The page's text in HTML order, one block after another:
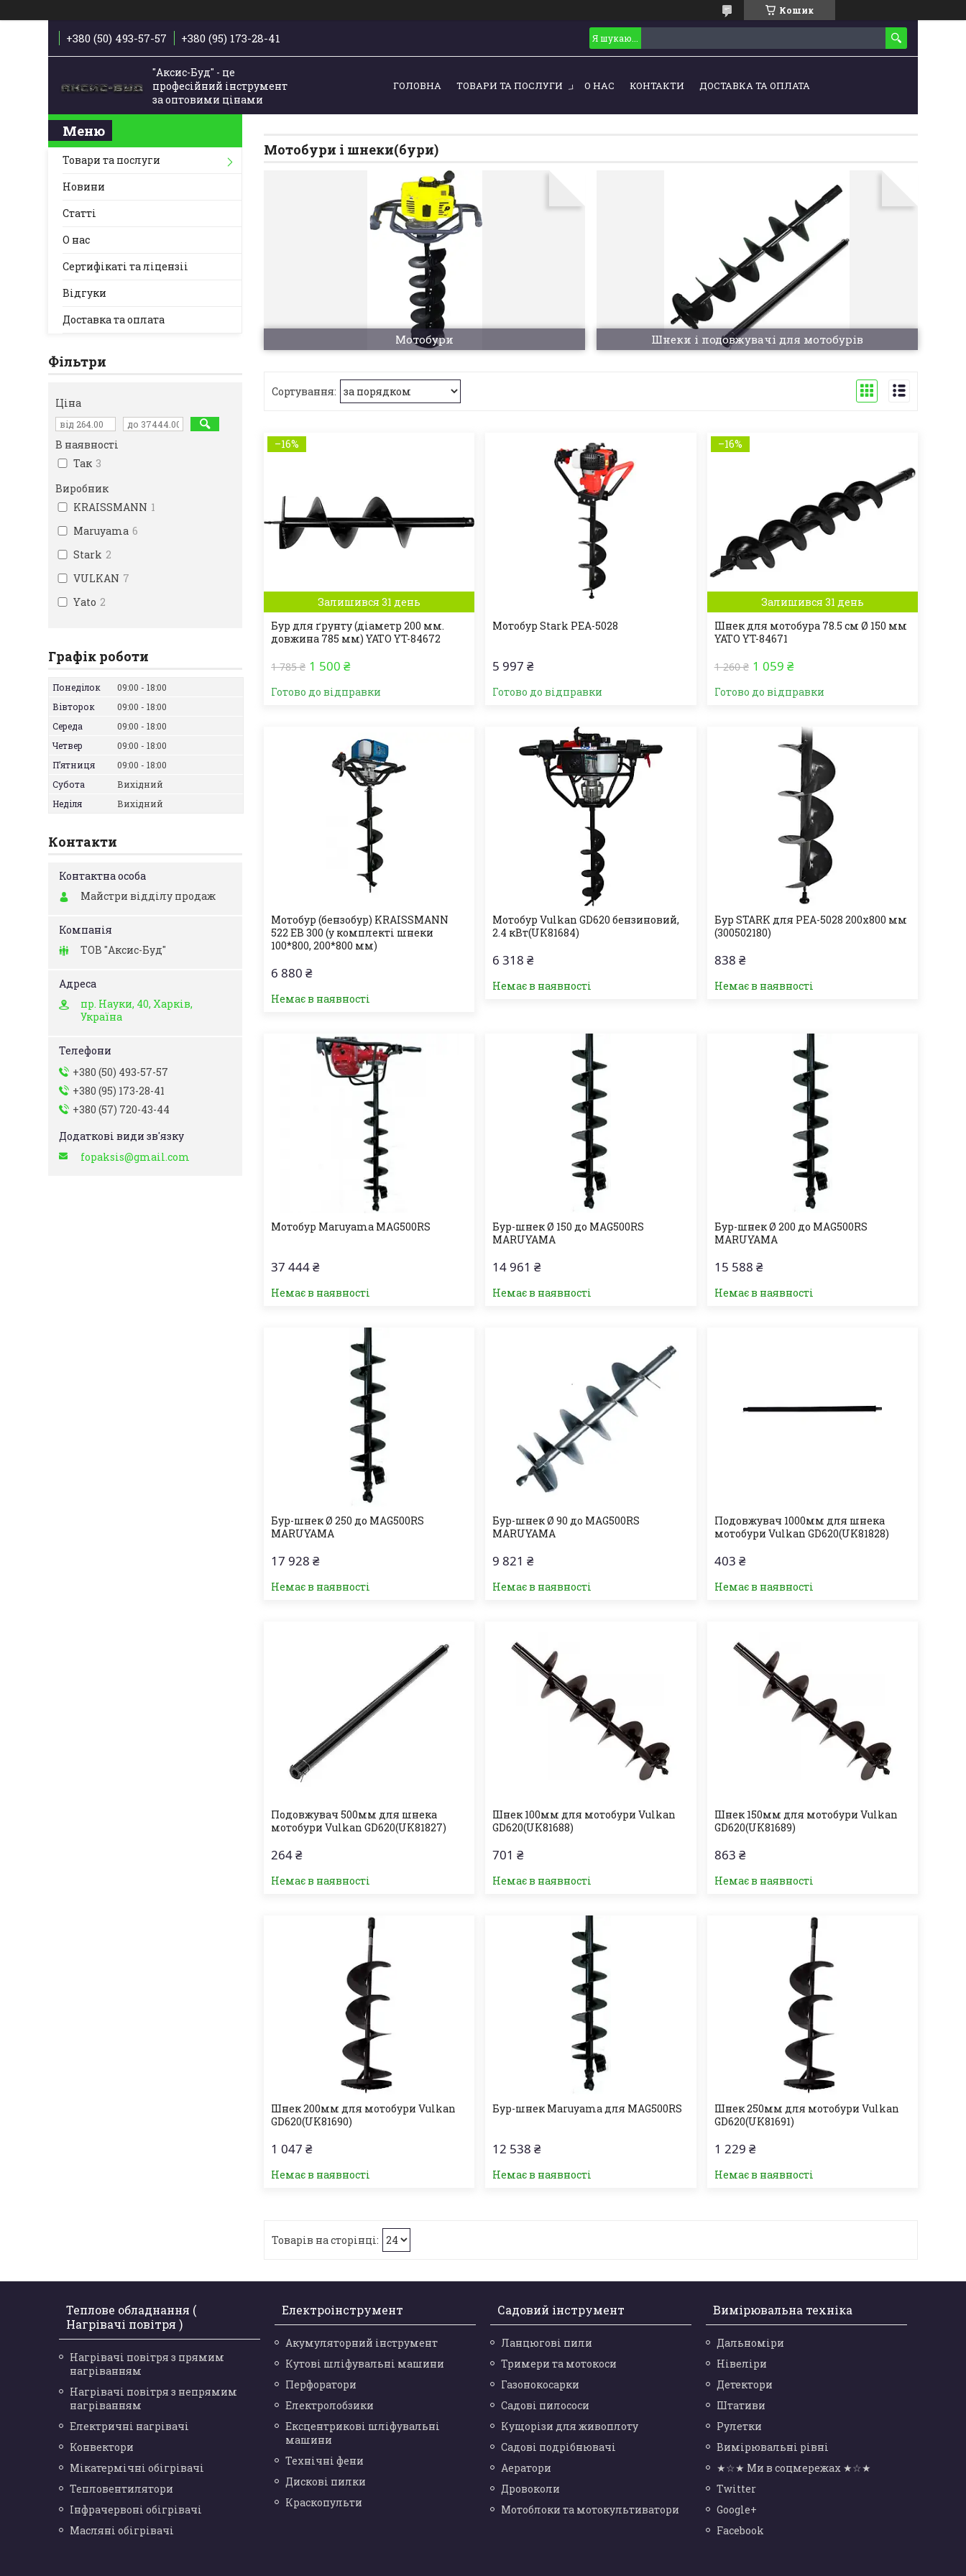
Кошик
+380 (50) 493-57-57 +380 (95) 173-28-41
"Аксис-Буд" - це
професійний інструмент
за оптовими цінами
ГОЛОВНА ТОВАРИ ТА ПОСЛУГИ О НАС КОНТАКТИ ДОСТАВКА ТА ОПЛАТА
Мотобури і шнеки(бури)
Мотобури Шнеки і подовжувачі для мотобурів
–16%
Залишився 31 день
Бур для ґрунту (діаметр 200 мм.
довжина 785 мм) YATO YT-84672
1 785 ₴ 1 500 ₴
Готово до відправки
Мотобур Stark PEA-5028
5 997 ₴
Готово до відправки
–16%
Залишився 31 день
Шнек для мотобура 78.5 см Ø 150 мм
YATO YT-84671
1 260 ₴ 1 059 ₴
Готово до відправки
Мотобур (бензобур) KRAISSMANN
522 EB 300 (у комплекті шнеки
100*800, 200*800 мм)
6 880 ₴
Немає в наявності
Мотобур Vulkan GD620 бензиновий,
2.4 кВт(UK81684)
6 318 ₴
Немає в наявності
Бур STARK для PEA-5028 200х800 мм
(300502180)
838 ₴
Немає в наявності
Мотобур Maruyama MAG500RS
37 444 ₴
Немає в наявності
Бур-шнек Ø 150 до MAG500RS
MARUYAMA
14 961 ₴
Немає в наявності
Бур-шнек Ø 200 до MAG500RS
MARUYAMA
15 588 ₴
Немає в наявності
Бур-шнек Ø 250 до MAG500RS
MARUYAMA
17 928 ₴
Немає в наявності
Бур-шнек Ø 90 до MAG500RS
MARUYAMA
9 821 ₴
Немає в наявності
Подовжувач 1000мм для шнека
мотобури Vulkan GD620(UK81828)
403 ₴
Немає в наявності
Подовжувач 500мм для шнека
мотобури Vulkan GD620(UK81827)
264 ₴
Немає в наявності
Шнек 100мм для мотобури Vulkan
GD620(UK81688)
701 ₴
Немає в наявності
Шнек 150мм для мотобури Vulkan
GD620(UK81689)
863 ₴
Немає в наявності
Шнек 200мм для мотобури Vulkan
GD620(UK81690)
1 047 ₴
Немає в наявності
Бур-шнек Maruyama для MAG500RS
12 538 ₴
Немає в наявності
Шнек 250мм для мотобури Vulkan
GD620(UK81691)
1 229 ₴
Немає в наявності
Товари та послуги
Новини
Статті
О нас
Сертифікаті та ліцензіі
Відгуки
Доставка та оплата
Фільтри
Ціна
В наявності
Так 3
Виробник
KRAISSMANN 1
Maruyama 6
Stark 2
VULKAN 7
Yato 2
Графік роботи
Понеділок 09:00
18:00
Вівторок
09:00
18:00
Середа
09:00
18:00
Четвер
09:00
18:00
Пʼятниця
09:00
18:00
Субота
Вихідний
Неділя
Вихідний
Контакти
Майстри відділу продаж
ТОВ "Аксис-Буд"
пр. Науки, 40, Харків,
Україна
+380 (50) 493-57-57
+380 (95) 173-28-41
+380 (57) 720-43-44
fopaksis@gmail.com
Теплове обладнання (
Нагрівачі повітря )
Нагрівачі повітря з прямим
нагріванням
Нагрівачі повітря з непрямим
нагріванням
Електричні нагрівачі
Конвектори
Мікатермічні обігрівачі
Тепловентилятори
Інфрачервоні обігрівачі
Масляні обігрівачі
Електроінструмент
Акумуляторний інструмент
Кутові шліфувальні машини
Перфоратори
Електролобзики
Ексцентрикові шліфувальні
машини
Технічні фени
Дискові пилки
Краскопульти
Садовий інструмент
Ланцюгові пили
Тримери та мотокоси
Газонокосарки
Садові пилососи
Кущорізи для живоплоту
Садові подрібнювачі
Аератори
Дровоколи
Мотоблоки та мотокультиватори
Вимірювальна техніка
Дальноміри
Нівеліри
Детектори
Штативи
Рулетки
Вимірювальні рівні
★☆★ Ми в соцмережах ★☆★
Twitter
Google+
Facebook